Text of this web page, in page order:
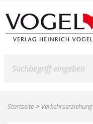
Startseite Verkehrserziehung